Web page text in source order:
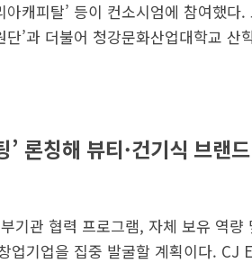
아캐피탈’ 등이 컨소시엄에 참여했
단’과 더불어 청강문화산업대학교
’ 론칭해 뷰티·건기식 브
기관 협력 프로그램, 자체 보유 역량
업기업을 집중 발굴할 계획이다. CJ